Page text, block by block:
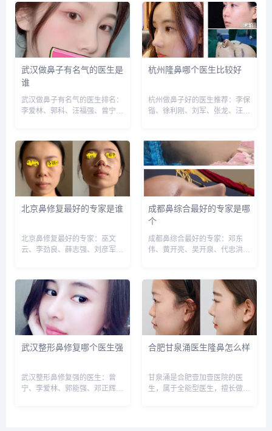
约或咨询添加微信号：
wuyoubianmei，查询更多医生
口碑和案例。...
咨询添加微信号：
wuyoubianmei，查询更多医生
口碑和案例。...
武汉做鼻子有名气的医生是
谁
武汉做鼻子有名气的医生排名：
李爱林、郭科、汪福强、曾宁、
慎，预约或咨询添加微信号：
wuyoubianmei，查询更多医生
口碑和案例。...
杭州隆鼻哪个医生比较好
杭州做鼻子好的医生推荐：李保
锴、徐利刚、刘军、张龙、汪云
选择医生需谨慎，预约或咨询添
加微信号：wuyoubianmei，查
询更多医生口碑和案例。...
北京鼻修复最好的专家是谁
北京鼻修复最好的专家：巫文
云、李劲良、薛志强、刘彦军、
加微信号：wuyoubianmei或者
直接拨打400-616-6769，查询
更多医生口碑和...
成都鼻综合最好的专家是哪
个
成都鼻综合最好的专家：邓东
伟、黄开亮、吴开泉、代忠洪、
比，选择医生需谨慎，预约或咨
询添加微信号：wuyoubianmei
或者直接拨打400-616...
武汉整形鼻修复哪个医生强
武汉整形鼻修复强的医生：曾
宁、李爱林、郭能强、邓正辉、
合肥甘泉涌医生隆鼻怎么样
甘泉涌是合肥壹加壹医院的医
生，属于全能型医生，擅长做眼